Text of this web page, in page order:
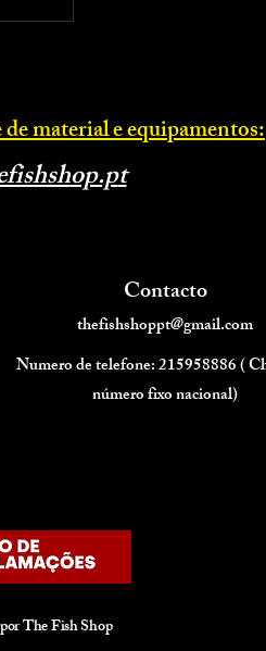
e material e equipamentos:
op.pt
Contacto
thefishshoppt@gmail.com
Numero de telefone: 215958886 (
número fixo nacional)
The Fish Shop